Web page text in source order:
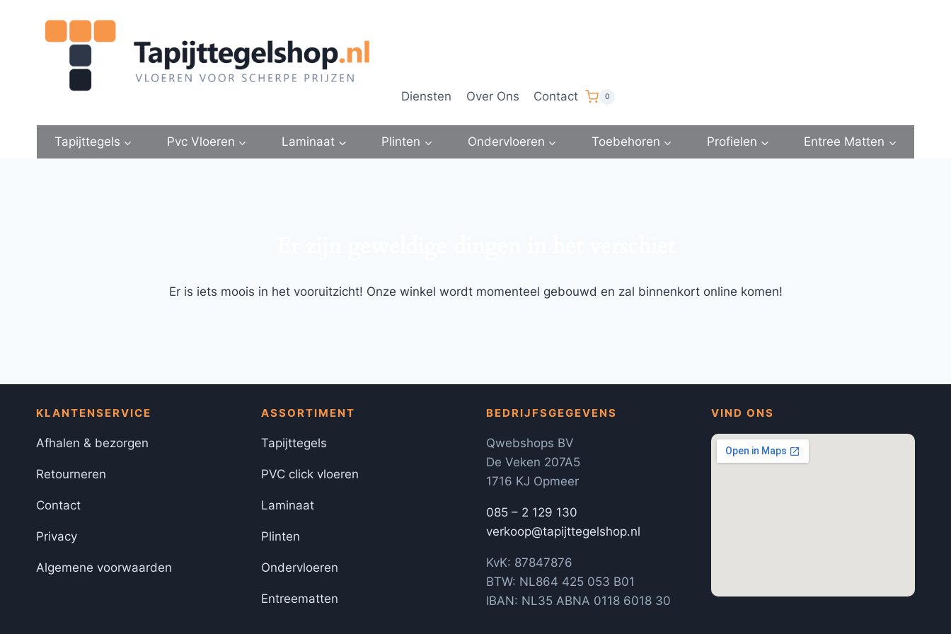
Diensten Over Ons Contact 0
Tapijttegels Pvc Vloeren Laminaat Plinten Ondervloeren Toebehoren Profielen Entree Matten
Er is iets moois in het vooruitzicht! Onze winkel wordt momenteel gebouwd en zal binnenkort online komen!
KLANTENSERVICE
Afhalen & bezorgen
Retourneren
Contact
Privacy
Algemene voorwaarden
ASSORTIMENT
Tapijttegels
PVC click vloeren
Laminaat
Plinten
Ondervloeren
Entreematten
BEDRIJFSGEGEVENS
Qwebshops BV
De Veken 207A5
1716 KJ Opmeer
085 – 2 129 130
verkoop@tapijttegelshop.nl
KvK: 87847876
BTW: NL864 425 053 B01
IBAN: NL35 ABNA 0118 6018 30
VIND ONS